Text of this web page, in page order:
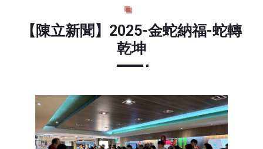
【陳立新聞】2025-金蛇納福-蛇轉
乾坤